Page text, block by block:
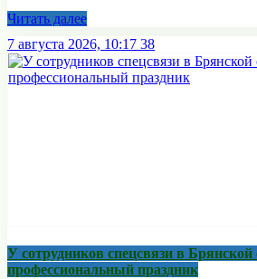
Читать далее
7 августа 2026, 10:17 38
У сотрудников спецсвязи в Брянской
профессиональный праздник